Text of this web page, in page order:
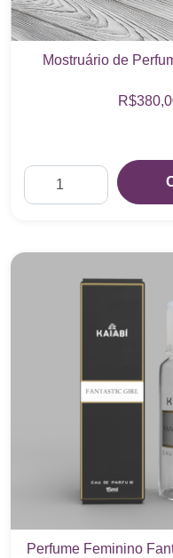
Mostruário de
Perfume Feminino